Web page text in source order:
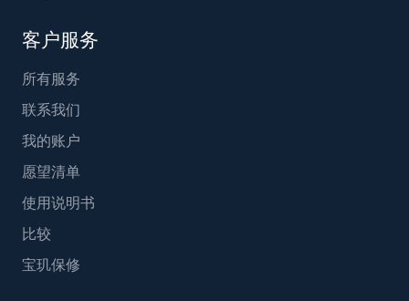
客户服务
所有服务
联系我们
我的账户
愿望清单
使用说明书
比较
宝玑保修